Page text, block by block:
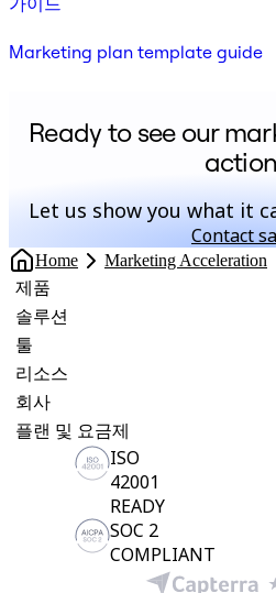
Marketing plan template guide
Ready to see our
Let us show you what it
Contact
Home Marketing Acceleration
제품
솔루션
툴
리소스
회사
플랜 및 요금제
ISO
42001
READY
SOC 2
COMPLIANT